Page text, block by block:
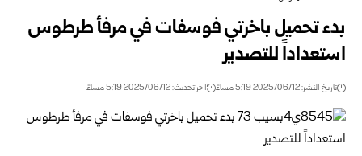
بدء تحميل باخرتي فوسفات في مرفأ طرطوس
استعداداً للتصدير
تاريخ النشر: 2025/06/12 5:19 مساءً اخر تحديث: 2025/06/12 5:19 مساءً